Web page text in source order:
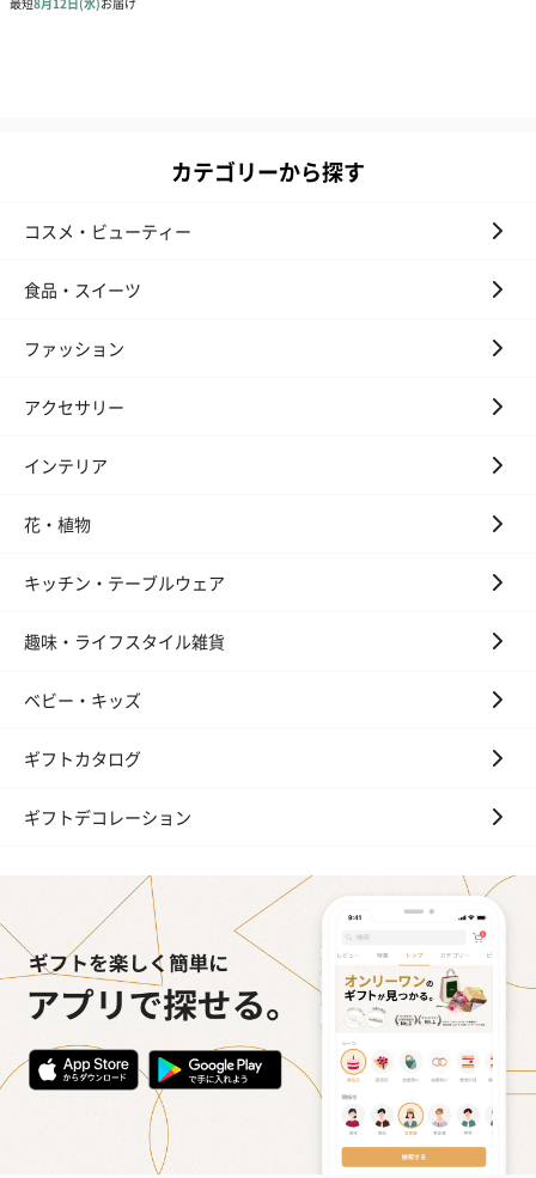
カテゴリーから探す
コスメ・ビューティー
食品・スイーツ
ファッション
アクセサリー
インテリア
花・植物
キッチン・テーブルウェア
趣味・ライフスタイル雑貨
ベビー・キッズ
ギフトカタログ
ギフトデコレーション